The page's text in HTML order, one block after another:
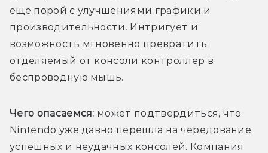
ещё порой с улучшениями графики и
производительности. Интригует и
возможность мгновенно превратить
отделяемый от консоли контроллер в
беспроводную мышь.
Чего опасаемся: может подтвердиться, что
Nintendo уже давно перешла на чередование
успешных и неудачных консолей. Компания